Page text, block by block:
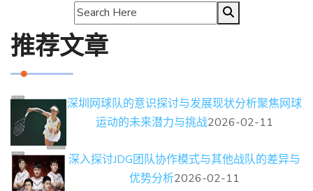
推荐文章
深圳网球队的意识探讨与发展现状分析聚焦网球
运动的未来潜力与挑战2026-02-11
深入探讨JDG团队协作模式与其他战队的差异与
优势分析2026-02-11